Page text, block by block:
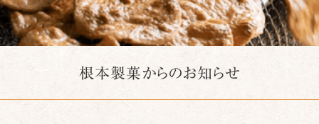
根本製菓からのお知らせ